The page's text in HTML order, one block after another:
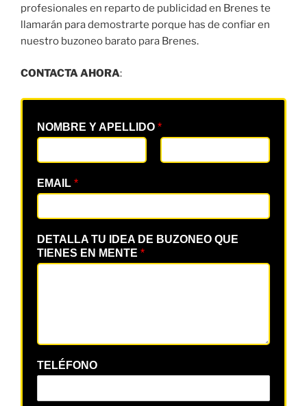
profesionales en reparto de publicidad en Brenes te
llamarán para demostrarte porque has de confiar en
nuestro buzoneo barato para Brenes.
CONTACTA AHORA:
NOMBRE Y APELLIDO *
EMAIL *
DETALLA TU IDEA DE BUZONEO QUE
TIENES EN MENTE *
TELÉFONO